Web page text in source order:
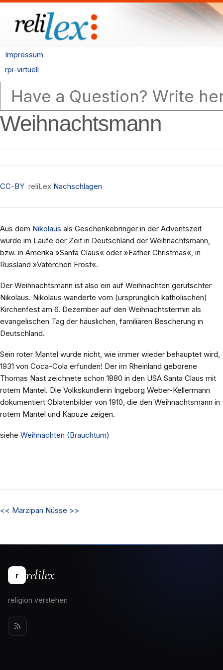
Impressum
rpi-virtuell
Weihnachtsmann
CC-BY reliLex Nachschlagen
Aus dem Nikolaus als Geschenkebringer in der Adventszeit
wurde im Laufe der Zeit in Deutschland der Weihnachtsmann,
bzw. in Amerika »Santa Claus« oder »Father Christmas«, in
Russland »Väterchen Frost«.
Der Weihnachtsmann ist also ein auf Weihnachten gerutschter
Nikolaus. Nikolaus wanderte vom (ursprünglich katholischen)
Kirchenfest am 6. Dezember auf den Weihnachtstermin als
evangelischen Tag der häuslichen, familiären Bescherung in
Deutschland.
Sein roter Mantel wurde nicht, wie immer wieder behauptet wird,
1931 von Coca-Cola erfunden! Der im Rheinland geborene
Thomas Nast zeichnete schon 1880 in den USA Santa Claus mit
rotem Mantel. Die Volkskundlerin Ingeborg Weber-Kellermann
dokumentiert Oblatenbilder von 1910, die den Weihnachtsmann in
rotem Mantel und Kapuze zeigen.
siehe Weihnachten (Brauchtum)
<< Marzipan Nüsse >>
r relilex
religion verstehen